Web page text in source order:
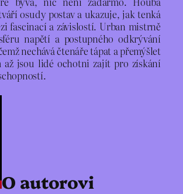
osudy postav a ukazuje, jak tenká
fascinací a závislostí. Urban mistrně
napětí a postupného odkrývání
nechává čtenáře tápat a přemýšlet
až jsou lidé ochotni zajít pro získání
O autorovi